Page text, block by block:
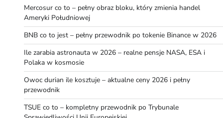
Mercosur co to – pełny obraz bloku, który zmienia handel
Ameryki Południowej
BNB co to jest – pełny przewodnik po tokenie Binance w 2026
Ile zarabia astronauta w 2026 – realne pensje NASA, ESA i
Polaka w kosmosie
Owoc durian ile kosztuje – aktualne ceny 2026 i pełny
przewodnik
TSUE co to – kompletny przewodnik po Trybunale